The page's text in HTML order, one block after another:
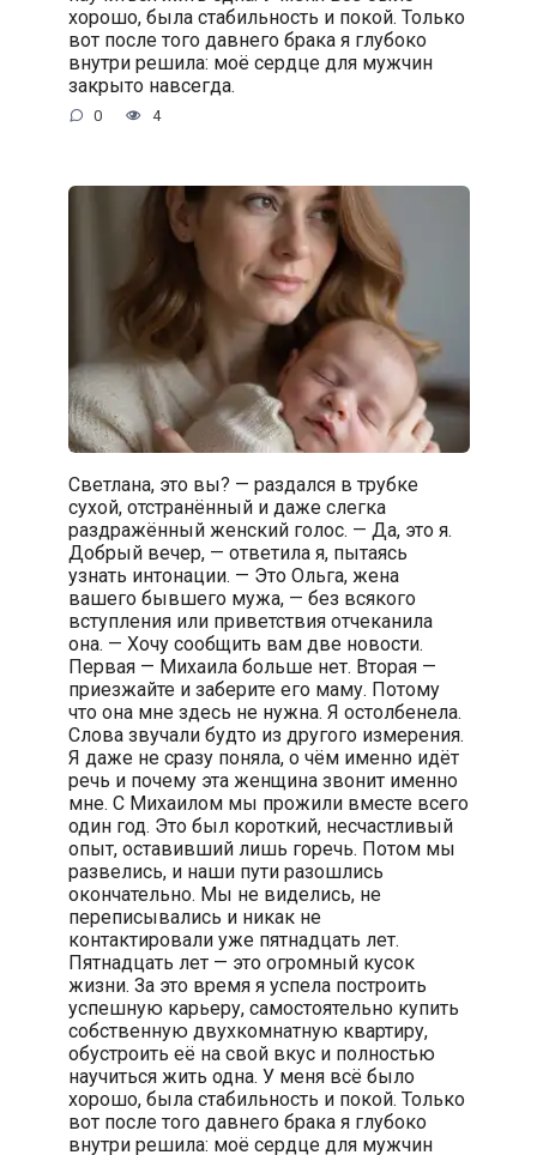
хорошо, была стабильность и покой. Только
вот после того давнего брака я глубоко
внутри решила: моё сердце для мужчин
закрыто навсегда.
0 4
Светлана, это вы? — раздался в трубке
сухой, отстранённый и даже слегка
раздражённый женский голос. — Да, это я.
Добрый вечер, — ответила я, пытаясь
узнать интонации. — Это Ольга, жена
вашего бывшего мужа, — без всякого
вступления или приветствия отчеканила
она. — Хочу сообщить вам две новости.
Первая — Михаила больше нет. Вторая —
приезжайте и заберите его маму. Потому
что она мне здесь не нужна. Я остолбенела.
Слова звучали будто из другого измерения.
Я даже не сразу поняла, о чём именно идёт
речь и почему эта женщина звонит именно
мне. С Михаилом мы прожили вместе всего
один год. Это был короткий, несчастливый
опыт, оставивший лишь горечь. Потом мы
развелись, и наши пути разошлись
окончательно. Мы не виделись, не
переписывались и никак не
контактировали уже пятнадцать лет.
Пятнадцать лет — это огромный кусок
жизни. За это время я успела построить
успешную карьеру, самостоятельно купить
собственную двухкомнатную квартиру,
обустроить её на свой вкус и полностью
научиться жить одна. У меня всё было
хорошо, была стабильность и покой. Только
вот после того давнего брака я глубоко
внутри решила: моё сердце для мужчин